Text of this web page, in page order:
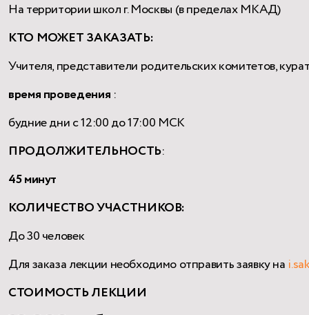
На территории школ г. Москвы (в пределах МКАД)
КТО МОЖЕТ ЗАКАЗАТЬ:
Учителя, представители родительских комитетов,
время проведения :
будние дни с 12:00 до 17:00 МСК
ПРОДОЛЖИТЕЛЬНОСТЬ:
45 минут
КОЛИЧЕСТВО УЧАСТНИКОВ:
До 30 человек
Для заказа лекции необходимо отправить заявку на
CТОИМОСТЬ ЛЕКЦИИ